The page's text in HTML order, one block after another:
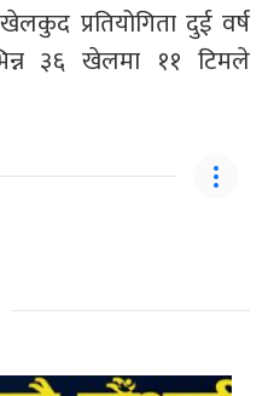
खेलकुद प्रतियोगिता दुई वर्ष
३६ खेलमा ११ टिमले